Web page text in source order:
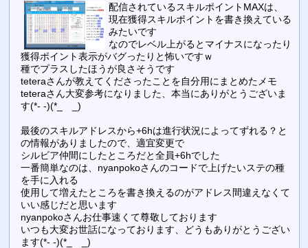
配信されているスキルポイントMAXは、
現在獲得スキルポイントを書き換えている
みたいです
なのでレベル上がるとマイナスになったり
獲得ポイント表示がバグったりと怖いですｗ
種でプラスしたほうが良さそうです
teteraさんが教えてくださったことを自分用にまとめたメモ
teteraさん大変参考になりました、本当にありがとうございま
す(*- -)(*_ _)
最後のスキルアドレスから+6hは進行状況によってずれる？と
の情報がありましたので、適宜変更で
シルビア仲間にしたところだと全員+6hでした
一番簡単なのは、nyanpokoさんのコードで上げたいステの種
を手に入れる
使用して増えたところを書き換えるのがアドレス間違えなくて
いい感じだと思います
nyanpokoさんお仕事速くて尊敬しております
いつも大変お世話になっております、どうもありがとうござい
ます(*- -)(*_ _)